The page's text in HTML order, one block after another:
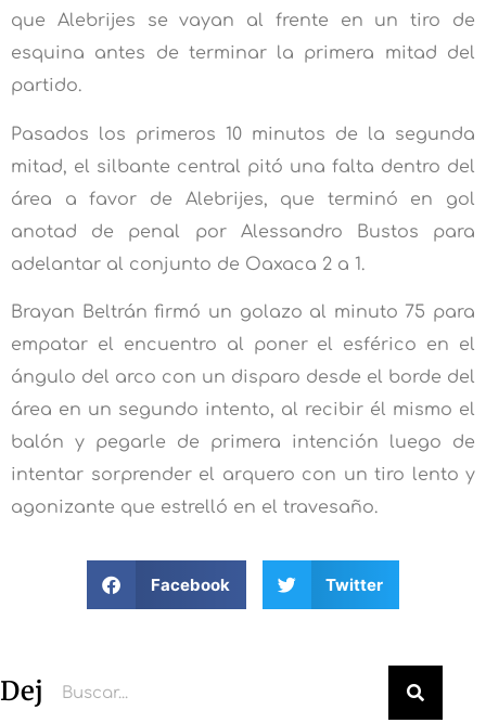
que Alebrijes se vayan al frente en un tiro de
esquina antes de terminar la primera mitad del
partido.
Pasados los primeros 10 minutos de la segunda
mitad, el silbante central pitó una falta dentro del
área a favor de Alebrijes, que terminó en gol
anotad de penal por Alessandro Bustos para
adelantar al conjunto de Oaxaca 2 a 1.
Brayan Beltrán firmó un golazo al minuto 75 para
empatar el encuentro al poner el esférico en el
ángulo del arco con un disparo desde el borde del
área en un segundo intento, al recibir él mismo el
balón y pegarle de primera intención luego de
intentar sorprender el arquero con un tiro lento y
agonizante que estrelló en el travesaño.
Facebook Twitter
Deja un comentario